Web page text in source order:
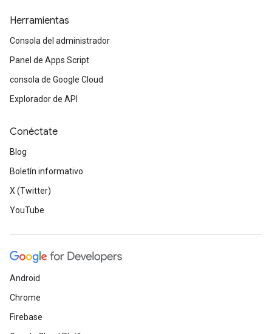
Herramientas
Consola del administrador
Panel de Apps Script
consola de Google Cloud
Explorador de API
Conéctate
Blog
Boletín informativo
X (Twitter)
YouTube
Android
Chrome
Firebase